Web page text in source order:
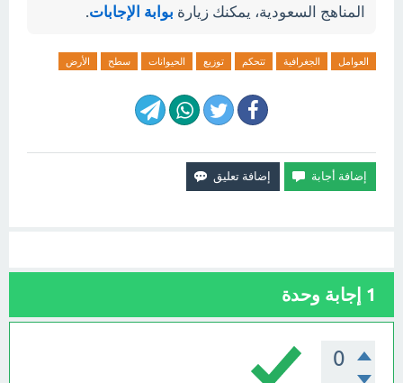
المناهج السعودية، يمكنك زيارة بوابة الإجابات.
العوامل الجغرافية تتحكم توزيع الحيوانات سطح الأرض
1 إجابة وحدة
0